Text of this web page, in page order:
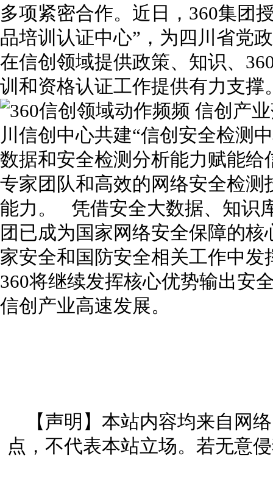
多项紧密合作。近日，360集团
品培训认证中心”，为四川省党
在信创领域提供政策、知识、
训和资格认证工作提供有力支
川信创中心共建“信创安全检测
数据和安全检测分析能力赋能
专家团队和高效的网络安全检
能力。 凭借安全大数据、知识
团已成为国家网络安全保障的
家安全和国防安全相关工作中
360将继续发挥核心优势输出安
信创产业高速发展。
【声明】本站内容均来自网
点，不代表本站立场。若无意